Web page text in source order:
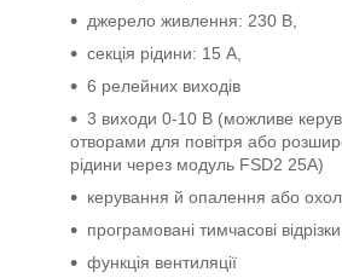
джерело живлення: 230 В,
секція рідини: 15 А,
6 релейних виходів
3 виходи 0-10 В (можливе
отворами для повітря або
рідини через модуль FSD2 25A)
керування й опалення або
програмовані тимчасові
функція вентиляції